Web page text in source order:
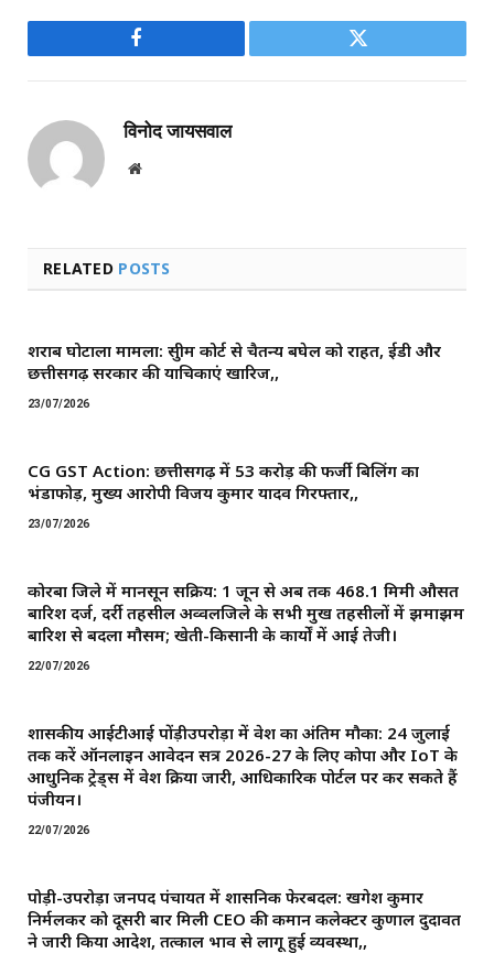
Facebook Twitter
विनोद जायसवाल
Website
RELATED POSTS
शराब घोटाला मामला: सुप्रीम कोर्ट से चैतन्य बघेल को राहत, ईडी और
छत्तीसगढ़ सरकार की याचिकाएं खारिज,,
23/07/2026
CG GST Action: छत्तीसगढ़ में 53 करोड़ की फर्जी बिलिंग का
भंडाफोड़, मुख्य आरोपी विजय कुमार यादव गिरफ्तार,,
23/07/2026
कोरबा जिले में मानसून सक्रिय: 1 जून से अब तक 468.1 मिमी औसत
बारिश दर्ज, दर्री तहसील अव्वलजिले के सभी प्रमुख तहसीलों में झमाझम
बारिश से बदला मौसम; खेती-किसानी के कार्यों में आई तेजी।
22/07/2026
शासकीय आईटीआई पोंड़ीउपरोड़ा में प्रवेश का अंतिम मौका: 24 जुलाई
तक करें ऑनलाइन आवेदन सत्र 2026-27 के लिए कोपा और IoT के
आधुनिक ट्रेड्स में प्रवेश प्रक्रिया जारी, आधिकारिक पोर्टल पर कर सकते हैं
पंजीयन।
22/07/2026
पोड़ी-उपरोड़ा जनपद पंचायत में प्रशासनिक फेरबदल: खगेश कुमार
निर्मलकर को दूसरी बार मिली CEO की कमान ​कलेक्टर कुणाल दुदावत
ने जारी किया आदेश, तत्काल प्रभाव से लागू हुई व्यवस्था,,